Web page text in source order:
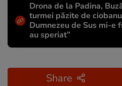
Drona de la Padina,
turmei păzite de
Dumnezeu de Sus mi-e
au speriat”
Share